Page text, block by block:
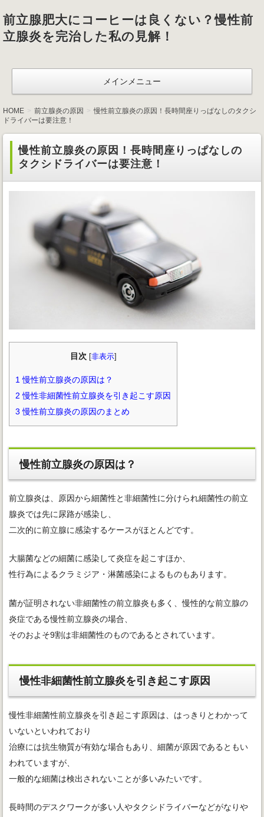
前立腺肥大にコーヒーは良くない？慢性前
立腺炎を完治した私の見解！
メインメニュー
HOME 前立腺炎の原因
慢性前立腺炎の原因！長時間座りっぱなしのタクシ
ドライバーは要注意！
慢性前立腺炎の原因！長時間座りっぱなしの
タクシドライバーは要注意！
目次 非表示]
1慢性前立腺炎の原因は？
2 慢性非細菌性前立腺炎を引き起こす原因
3 慢性前立腺炎の原因のまとめ
慢性前立腺炎の原因は？
前立腺炎は、原因から細菌性と非細菌性に分けられ細菌性の前立
腺炎では先に尿路が感染し、
二次的に前立腺に感染するケースがほとんどです。
大腸菌などの細菌に感染して炎症を起こすほか、
性行為によるクラミジア・淋菌感染によるものもあります。
菌が証明されない非細菌性の前立腺炎も多く、慢性的な前立腺の
炎症である慢性前立腺炎の場合、
そのおよそ9割は非細菌性のものであるとされています。
慢性非細菌性前立腺炎を引き起こす原因
慢性非細菌性前立腺炎を引き起こす原因は、はっきりとわかって
いないといわれており
治療には抗生物質が有効な場合もあり、細菌が原因であるともい
われていますが、
一般的な細菌は検出されないことが多いみたいです。
長時間のデスクワークが多い人やタクシドライバーなどがなりや